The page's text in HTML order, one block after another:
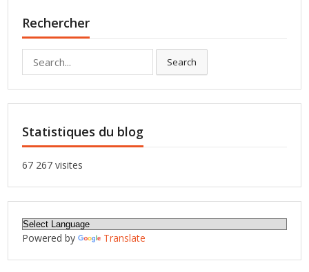
Rechercher
Search
Statistiques du blog
67 267 visites
Powered by Translate